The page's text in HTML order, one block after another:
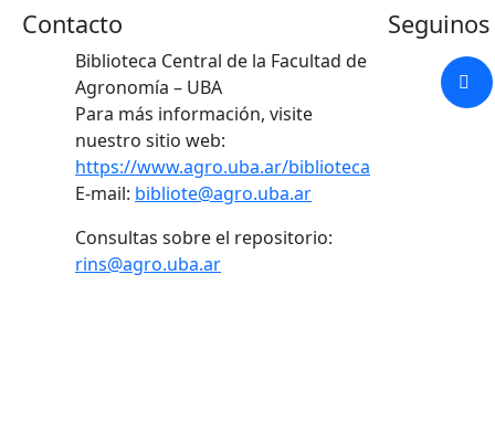
Contacto
Biblioteca Central de la Facultad de
Agronomía – UBA
Para más información, visite
nuestro sitio web:
https://www.agro.uba.ar/biblioteca
E-mail: bibliote@agro.uba.ar
Consultas sobre el repositorio:
rins@agro.uba.ar